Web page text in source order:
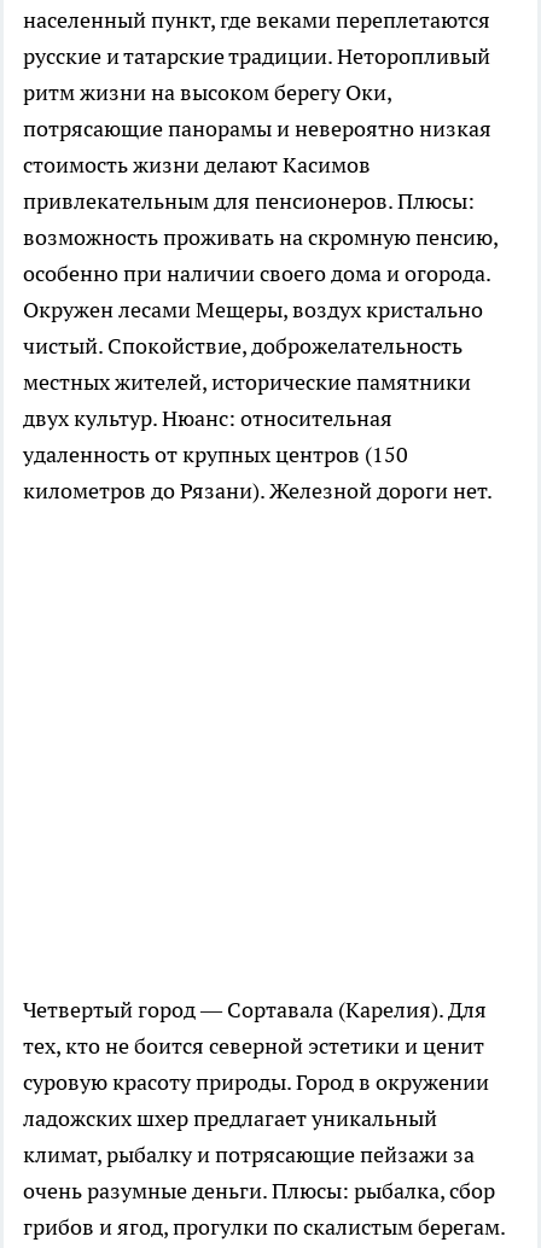
населенный пункт, где веками переплетаются
русские и татарские традиции. Неторопливый
ритм жизни на высоком берегу Оки,
потрясающие панорамы и невероятно низкая
стоимость жизни делают Касимов
привлекательным для пенсионеров. Плюсы:
возможность проживать на скромную пенсию,
особенно при наличии своего дома и огорода.
Окружен лесами Мещеры, воздух кристально
чистый. Спокойствие, доброжелательность
местных жителей, исторические памятники
двух культур. Нюанс: относительная
удаленность от крупных центров (150
километров до Рязани). Железной дороги нет.
Четвертый город — Сортавала (Карелия). Для
тех, кто не боится северной эстетики и ценит
суровую красоту природы. Город в окружении
ладожских шхер предлагает уникальный
климат, рыбалку и потрясающие пейзажи за
очень разумные деньги. Плюсы: рыбалка, сбор
грибов и ягод, прогулки по скалистым берегам.